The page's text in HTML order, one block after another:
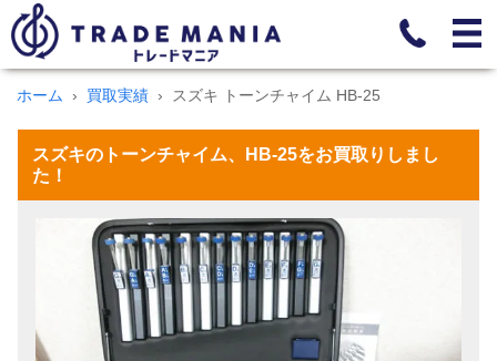
ホーム 買取実績 スズキ トーンチャイム HB-25
スズキのトーンチャイム、HB-25をお買取りしまし
た！